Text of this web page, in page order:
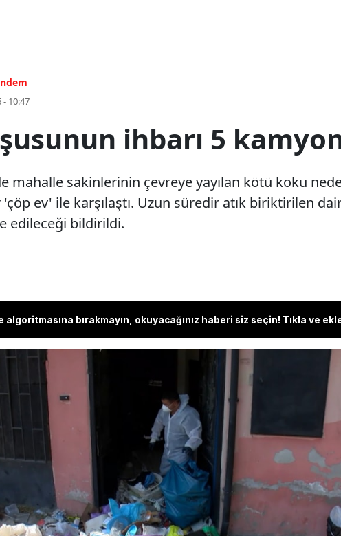
- 10:47
ihbarı 5
mahalle sakinlerinin çevreye yayılan kötü koku
ev' ile karşılaştı. Uzun süredir atık biriktirilen
edileceği bildirildi.
algoritmasına bırakmayın, okuyacağınız haberi siz seçin! Tıkla ve
Ataşehir'de mahalle sakinlerinin çevreye yayılan kötü
nedeniyle yaptığı şikayet üzerine harekete geçen
ev' ile karşılaştı. Uzun süredir atık biriktirilen daireden
kamyon çöp çıkarılırken, evin dezenfekte edileceği